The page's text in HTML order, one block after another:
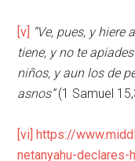
[v] “Ve, pues, y
tiene, y no te
niños, y aun los de
asnos”(1 Samuel
[vi] https://
netanyahu-